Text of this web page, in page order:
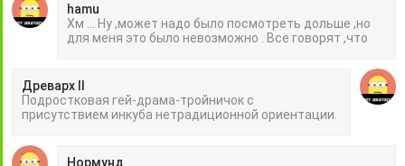
hamu
Хм ... Ну ,может надо было посмотреть дольше ,но
для меня это было невозможно . Все говорят ,что
Древарх II
Подростковая гей-драма-тройничок с
присутствием инкуба нетрадиционной ориентации.
Нормунд